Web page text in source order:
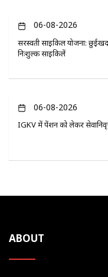
06-08-2026
सरस्वती साइकिल योजना:
निःशुल्क साइकिलें
06-08-2026
IGKV में पेंशन को लेकर
ABOUT